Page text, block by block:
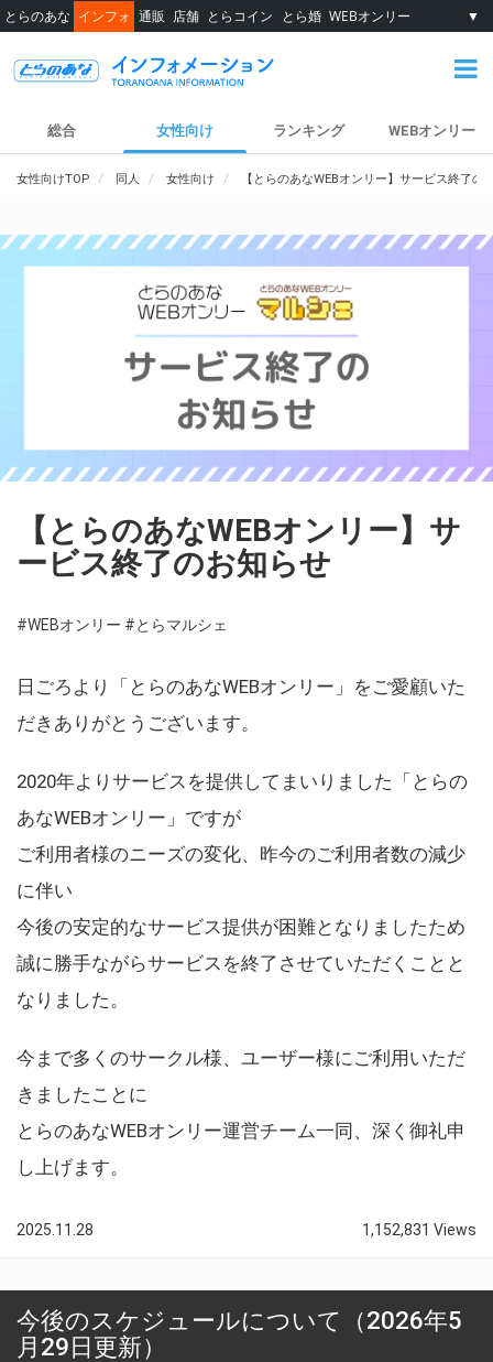
とらのあな インフォ 通販 店舗 とらコイン とら婚 WEBオンリー ▼
総合 女性向け ランキング WEBオンリー
女性向けTOP 同人 女性向け 【とらのあなWEBオンリー】サービス終了の
【とらのあなWEBオンリー】サ
ービス終了のお知らせ
#WEBオンリー #とらマルシェ
日ごろより「とらのあなWEBオンリー」をご愛顧いた
だきありがとうございます。
2020年よりサービスを提供してまいりました「とらの
あなWEBオンリー」ですが
ご利用者様のニーズの変化、昨今のご利用者数の減少
に伴い
今後の安定的なサービス提供が困難となりましたため
誠に勝手ながらサービスを終了させていただくことと
なりました。
今まで多くのサークル様、ユーザー様にご利用いただ
きましたことに
とらのあなWEBオンリー運営チーム一同、深く御礼申
し上げます。
2025.11.28 1,152,831 Views
今後のスケジュールについて（2026年5
月29日更新）